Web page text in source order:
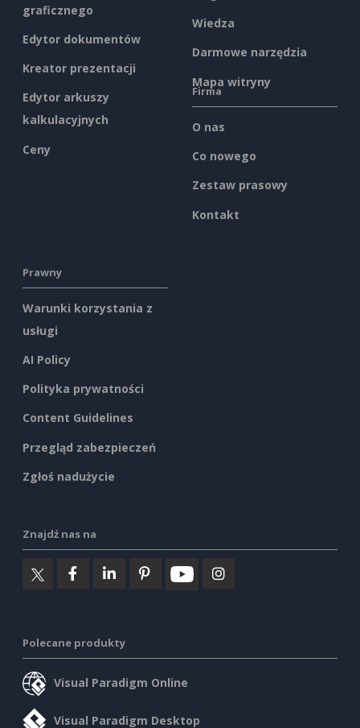
graficznego
Edytor dokumentów
Kreator prezentacji
Edytor arkuszy
kalkulacyjnych
Ceny
Wiedza
Darmowe narzędzia
Mapa witryny
Firma
O nas
Co nowego
Zestaw prasowy
Kontakt
Prawny
Warunki korzystania z
usługi
AI Policy
Polityka prywatności
Content Guidelines
Przegląd zabezpieczeń
Zgłoś nadużycie
Znajdź nas na
Polecane produkty
Visual Paradigm Online
Visual Paradigm Desktop